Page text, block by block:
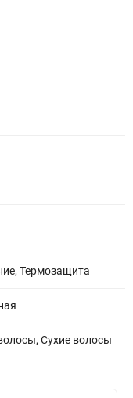
Термозащита
Сухие волосы